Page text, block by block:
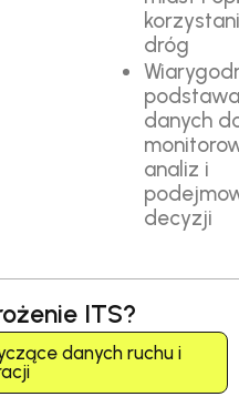
dróg
podstawa
danych
analiz i
decyzji
ITS?
danych ruchu i